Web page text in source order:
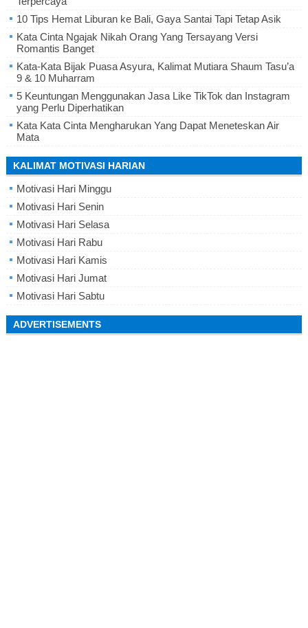
10 Tips Hemat Liburan ke Bali, Gaya Santai Tapi Tetap Asik
Kata Cinta Ngajak Nikah Orang Yang Tersayang Versi
Romantis Banget
Kata-Kata Bijak Puasa Asyura, Kalimat Mutiara Shaum Tasu’a
9 & 10 Muharram
5 Keuntungan Menggunakan Jasa Like TikTok dan Instagram
yang Perlu Diperhatikan
Kata Kata Cinta Mengharukan Yang Dapat Meneteskan Air
Mata
KALIMAT MOTIVASI HARIAN
Motivasi Hari Minggu
Motivasi Hari Senin
Motivasi Hari Selasa
Motivasi Hari Rabu
Motivasi Hari Kamis
Motivasi Hari Jumat
Motivasi Hari Sabtu
ADVERTISEMENTS